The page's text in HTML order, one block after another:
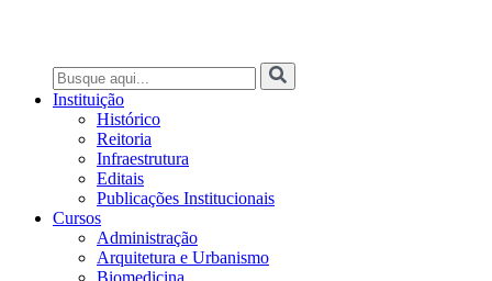
Instituição
Histórico
Reitoria
Infraestrutura
Editais
Publicações Institucionais
Cursos
Administração
Arquitetura e Urbanismo